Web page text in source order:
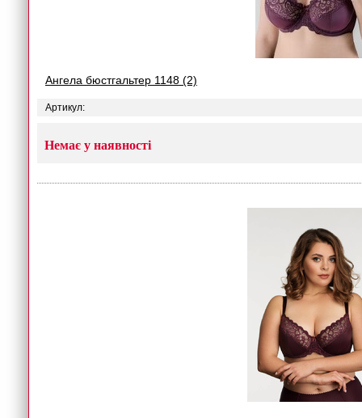
Ангела бюстгальтер 1148 (2)
Артикул:
Немає у наявності